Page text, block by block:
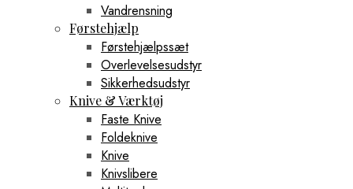
Vandrensning
Førstehjælp
Førstehjælpssæt
Overlevelsesudstyr
Sikkerhedsudstyr
Knive & Værktøj
Faste Knive
Foldeknive
Knive
Knivslibere